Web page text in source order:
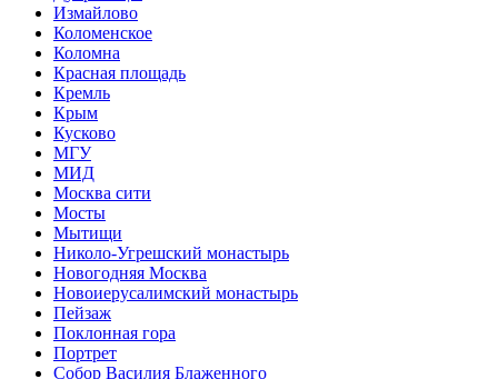
Измайлово
Коломенское
Коломна
Красная площадь
Кремль
Крым
Кусково
МГУ
МИД
Москва сити
Мосты
Мытищи
Николо-Угрешский монастырь
Новогодняя Москва
Новоиерусалимский монастырь
Пейзаж
Поклонная гора
Портрет
Собор Василия Блаженного